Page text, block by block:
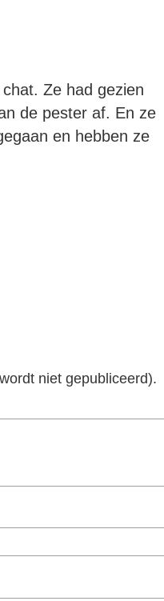
Ze had gezien
de pester af. En ze
en hebben ze
niet gepubliceerd).